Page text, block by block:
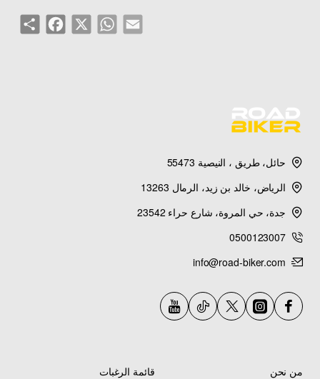
Share
Facebook X
WhatsApp Email
حائل، طريق ، النيصية 55473
الرياض، خالد بن زيد، الرمال 13263
جدة، حي المروة، شارع حراء 23542
0500123007
info@road-biker.com
من نحن
قائمة الرغبات